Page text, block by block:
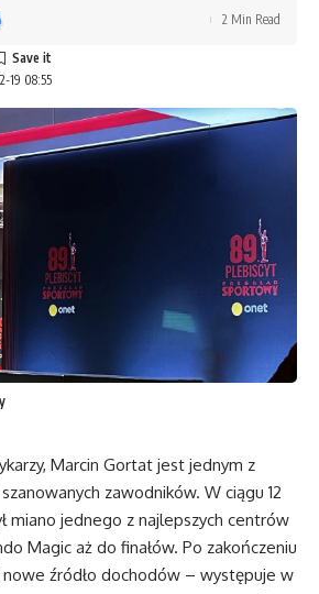
19 08:55
2 Min Read
Marcin Gortat jest jednym z
zawodników. W ciągu 12
miano jednego z najlepszych centrów
Magic aż do finałów. Po zakończeniu
nowe źródło dochodów – występuje w